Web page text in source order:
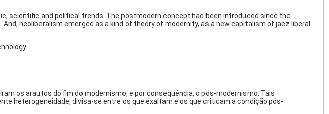
scientific and political trends. The postmodern concept had been introduced since the
neoliberalism emerged as a kind of theory of modernity, as a new capitalism of jaez liberal.
os arautos do fim do modernismo, e por consequência, o pós-modernismo. Tais
heterogeneidade, divisa-se entre os que exaltam e os que criticam a condição pós-